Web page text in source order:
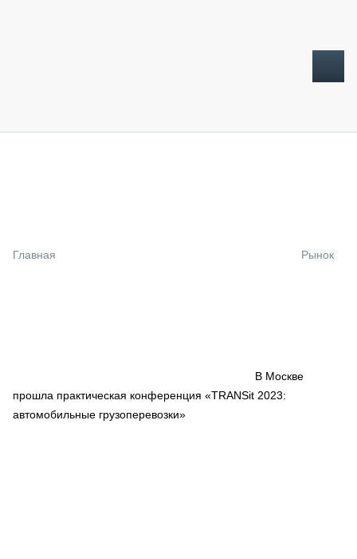
СПЕЦПРОЕКТЫ
МЕРОПРИЯТИЯ
Главная Рынок
В Москве
прошла практическая конференция «TRANSit 2023:
автомобильные грузоперевозки»